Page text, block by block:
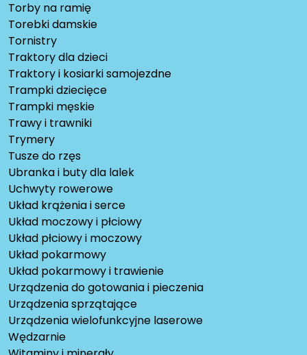
Torby na ramię
Torebki damskie
Tornistry
Traktory dla dzieci
Traktory i kosiarki samojezdne
Trampki dziecięce
Trampki męskie
Trawy i trawniki
Trymery
Tusze do rzęs
Ubranka i buty dla lalek
Uchwyty rowerowe
Układ krążenia i serce
Układ moczowy i płciowy
Układ płciowy i moczowy
Układ pokarmowy
Układ pokarmowy i trawienie
Urządzenia do gotowania i pieczenia
Urządzenia sprzątające
Urządzenia wielofunkcyjne laserowe
Wędzarnie